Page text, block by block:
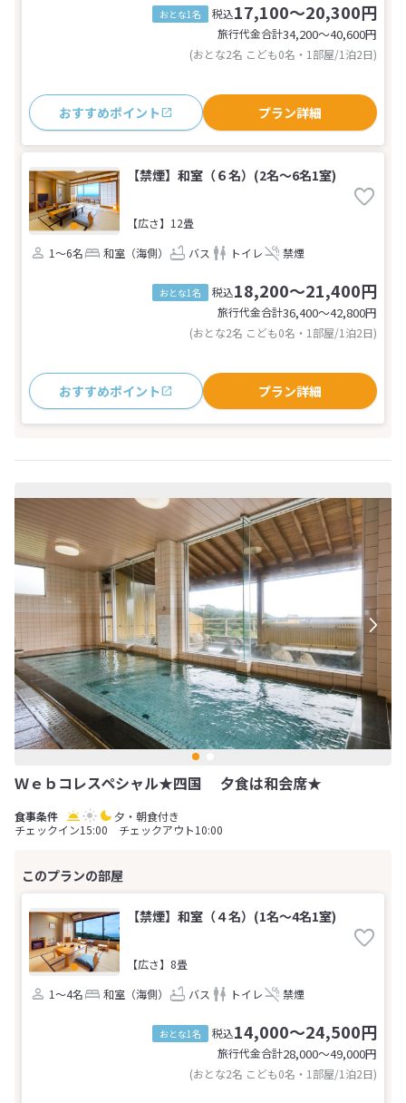
おとな1名 税込17,100～20,300円
旅行代金合計34,200〜40,600円
(おとな2名 こども0名・1部屋/1泊2日)
おすすめポイント プラン詳細
【禁煙】和室（６名）(2名～6名1室)
【広さ】12畳
1～6名
和室（海側） バス トイレ 禁煙
おとな1名 税込18,200～21,400円
旅行代金合計36,400〜42,800円
(おとな2名 こども0名・1部屋/1泊2日)
おすすめポイント プラン詳細
Ｗｅｂコレスペシャル★四国 夕食は和会席★
夕・朝食付き
チェックイン15:00 チェックアウト10:00
【禁煙】和室（４名）(1名～4名1室)
【広さ】8畳
1～4名
和室（海側） バス トイレ 禁煙
おとな1名 税込14,000～24,500円
旅行代金合計28,000〜49,000円
(おとな2名 こども0名・1部屋/1泊2日)